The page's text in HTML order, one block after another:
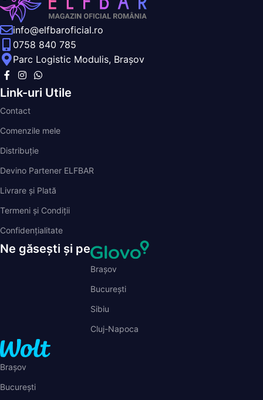
info@elfbaroficial.ro
0758 840 785
Parc Logistic Modulis, Brașov
Link-uri Utile
Contact
Comenzile mele
Distribuție
Devino Partener ELFBAR
Livrare și Plată
Termeni și Condiții
Confidențialitate
Ne găsești și pe
Brașov
București
Sibiu
Cluj-Napoca
Brașov
București
Sibiu